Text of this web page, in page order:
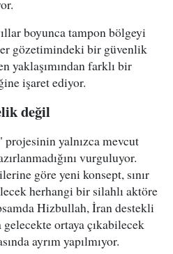
boyunca tampon bölgeyi
gözetimindeki bir güvenlik
yaklaşımından farklı bir
işaret ediyor.
değil
yalnızca mevcut
vurguluyor.
göre yeni konsept, sınır
herhangi bir silahlı aktöre
Hizbullah, İran destekli
ortaya çıkabilecek
ayrım yapılmıyor.